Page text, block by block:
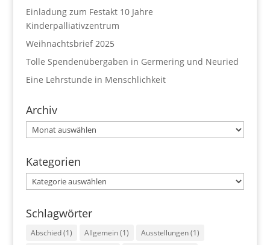
Einladung zum Festakt 10 Jahre
Kinderpalliativzentrum
Weihnachtsbrief 2025
Tolle Spendenübergaben in Germering und Neuried
Eine Lehrstunde in Menschlichkeit
Archiv
Archiv
Kategorien
Kategorien
Schlagwörter
Abschied(1) Allgemein(1) Ausstellungen(1)